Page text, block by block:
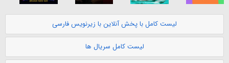
لیست کامل با پخش آنلاین با زیرنویس فارسی
لیست کامل سریال ها